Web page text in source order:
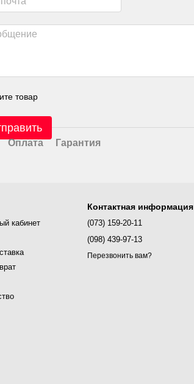
товар
Оплата Гарантия
кабинет
Контактная информация
(073) 159-20-11
(098) 439-97-13
Перезвонить вам?